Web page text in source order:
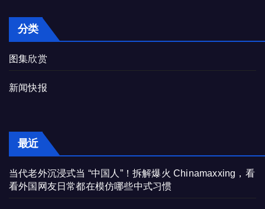
分类
图集欣赏
新闻快报
最近
当代老外沉浸式当 “中国人”！拆解爆火 Chinamaxxing，看
看外国网友日常都在模仿哪些中式习惯